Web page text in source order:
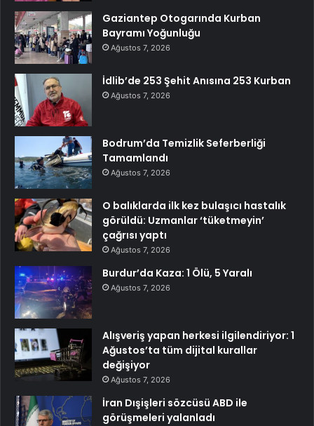
Gaziantep Otogarında Kurban
Bayramı Yoğunluğu
Ağustos 7, 2026
İdlib’de 253 Şehit Anısına 253 Kurban
Ağustos 7, 2026
Bodrum’da Temizlik Seferberliği
Tamamlandı
Ağustos 7, 2026
O balıklarda ilk kez bulaşıcı hastalık
görüldü: Uzmanlar ‘tüketmeyin’
çağrısı yaptı
Ağustos 7, 2026
Burdur’da Kaza: 1 Ölü, 5 Yaralı
Ağustos 7, 2026
Alışveriş yapan herkesi ilgilendiriyor: 1
Ağustos’ta tüm dijital kurallar
değişiyor
Ağustos 7, 2026
İran Dışişleri sözcüsü ABD ile
görüşmeleri yalanladı